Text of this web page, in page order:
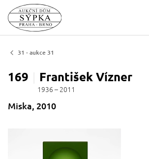
31 - aukce 31
169 FrantišekVízner
1936 – 2011
Miska, 2010